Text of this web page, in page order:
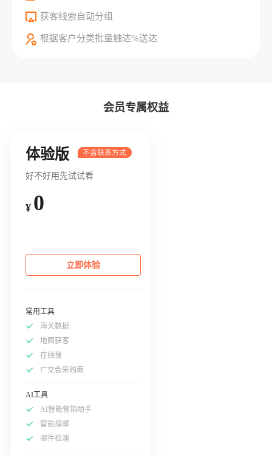
获客线索自动分组
根据客户分类批量触达%送达
会员专属权益
体验版
好不好用先试试看
¥ 0
立即体验
常用工具
海关数据
地图获客
在线搜
广交会采购商
AI工具
AI智能营销助手
智能搜邮
邮件检测